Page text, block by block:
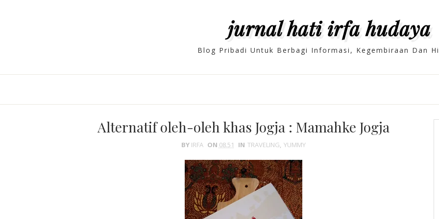
jurnal hati irfa hudaya
Blog Pribadi Untuk Berbagi Informasi, Kegembiraan Dan
Alternatif oleh-oleh khas Jogja : Mamahke Jogja
BY IRFA ON 08.51 IN TRAVELING, YUMMY